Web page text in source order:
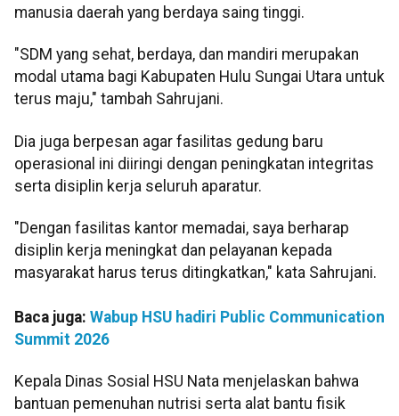
manusia daerah yang berdaya saing tinggi.
"SDM yang sehat, berdaya, dan mandiri merupakan
modal utama bagi Kabupaten Hulu Sungai Utara untuk
terus maju," tambah Sahrujani.
Dia juga berpesan agar fasilitas gedung baru
operasional ini diiringi dengan peningkatan integritas
serta disiplin kerja seluruh aparatur.
"Dengan fasilitas kantor memadai, saya berharap
disiplin kerja meningkat dan pelayanan kepada
masyarakat harus terus ditingkatkan," kata Sahrujani.
Baca juga: Wabup HSU hadiri Public Communication
Summit 2026
Kepala Dinas Sosial HSU Nata menjelaskan bahwa
bantuan pemenuhan nutrisi serta alat bantu fisik